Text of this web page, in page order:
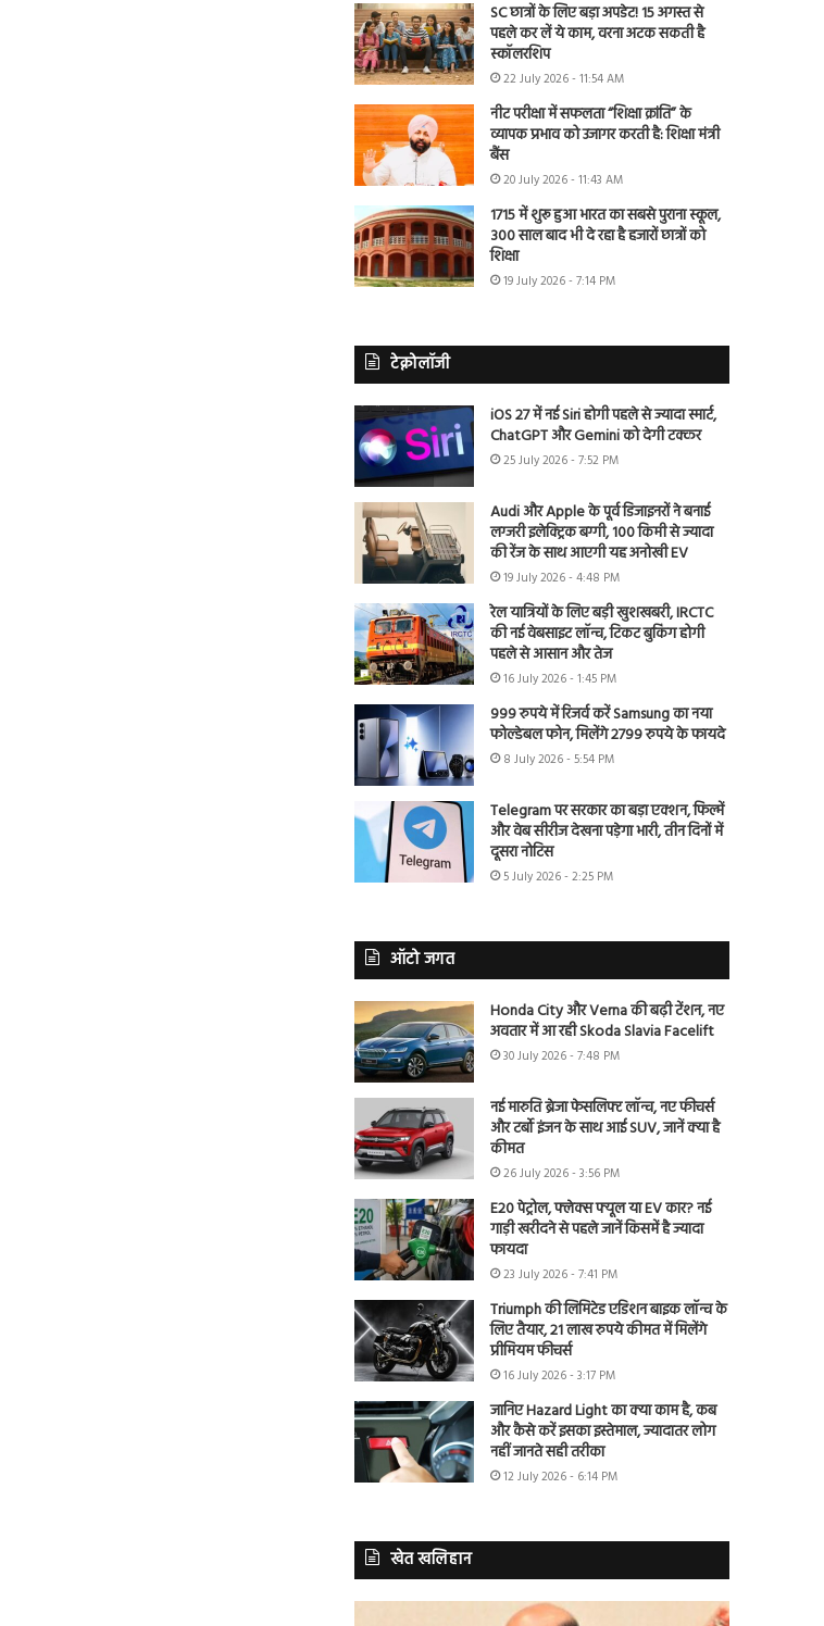
SC छात्रों के लिए बड़ा अपडेट! 15 अगस्त से
पहले कर लें ये काम, वरना अटक सकती है
स्कॉलरशिप
22 July 2026 - 11:54 AM
नीट परीक्षा में सफलता “शिक्षा क्रांति” के
व्यापक प्रभाव को उजागर करती है: शिक्षा मंत्री
बैंस
20 July 2026 - 11:43 AM
1715 में शुरू हुआ भारत का सबसे पुराना स्कूल,
300 साल बाद भी दे रहा है हजारों छात्रों को
शिक्षा
19 July 2026 - 7:14 PM
टेक्नोलॉजी
iOS 27 में नई Siri होगी पहले से ज्यादा स्मार्ट,
ChatGPT और Gemini को देगी टक्कर
25 July 2026 - 7:52 PM
Audi और Apple के पूर्व डिजाइनरों ने बनाई
लग्जरी इलेक्ट्रिक बग्गी, 100 किमी से ज्यादा
की रेंज के साथ आएगी यह अनोखी EV
19 July 2026 - 4:48 PM
रेल यात्रियों के लिए बड़ी खुशखबरी, IRCTC
की नई वेबसाइट लॉन्च, टिकट बुकिंग होगी
पहले से आसान और तेज
16 July 2026 - 1:45 PM
999 रुपये में रिजर्व करें Samsung का नया
फोल्डेबल फोन, मिलेंगे 2799 रुपये के फायदे
8 July 2026 - 5:54 PM
Telegram पर सरकार का बड़ा एक्शन, फिल्में
और वेब सीरीज देखना पड़ेगा भारी, तीन दिनों में
दूसरा नोटिस
5 July 2026 - 2:25 PM
ऑटो जगत
Honda City और Verna की बढ़ी टेंशन, नए
अवतार में आ रही Skoda Slavia Facelift
30 July 2026 - 7:48 PM
नई मारुति ब्रेजा फेसलिफ्ट लॉन्च, नए फीचर्स
और टर्बो इंजन के साथ आई SUV, जानें क्या है
कीमत
26 July 2026 - 3:56 PM
E20 पेट्रोल, फ्लेक्स फ्यूल या EV कार? नई
गाड़ी खरीदने से पहले जानें किसमें है ज्यादा
फायदा
23 July 2026 - 7:41 PM
Triumph की लिमिटेड एडिशन बाइक लॉन्च के
लिए तैयार, 21 लाख रुपये कीमत में मिलेंगे
प्रीमियम फीचर्स
16 July 2026 - 3:17 PM
जानिए Hazard Light का क्या काम है, कब
और कैसे करें इसका इस्तेमाल, ज्यादातर लोग
नहीं जानते सही तरीका
12 July 2026 - 6:14 PM
खेत खलिहान